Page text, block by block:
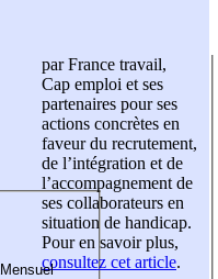
par France travail,
Cap emploi et ses
partenaires pour ses
actions concrètes en
faveur du recrutement,
de l’intégration et de
l’accompagnement de
ses collaborateurs en
situation de handicap.
Pour en savoir plus,
consultez cet article.